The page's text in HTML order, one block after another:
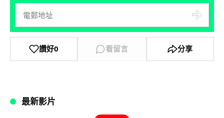
讚好0 看留言 分享
最新影片